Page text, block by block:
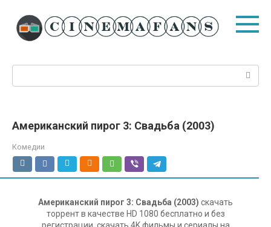
контенту
Американский пирог 3: Свадьба (2003)
Комедии
Американский пирог 3: Свадьба (2003) скачать
торрент в качестве HD 1080 бесплатно и без
регистрации, скачать 4K фильмы и сериалы на